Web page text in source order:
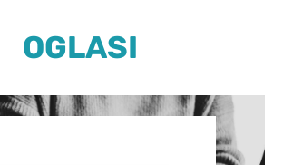
OGLASI